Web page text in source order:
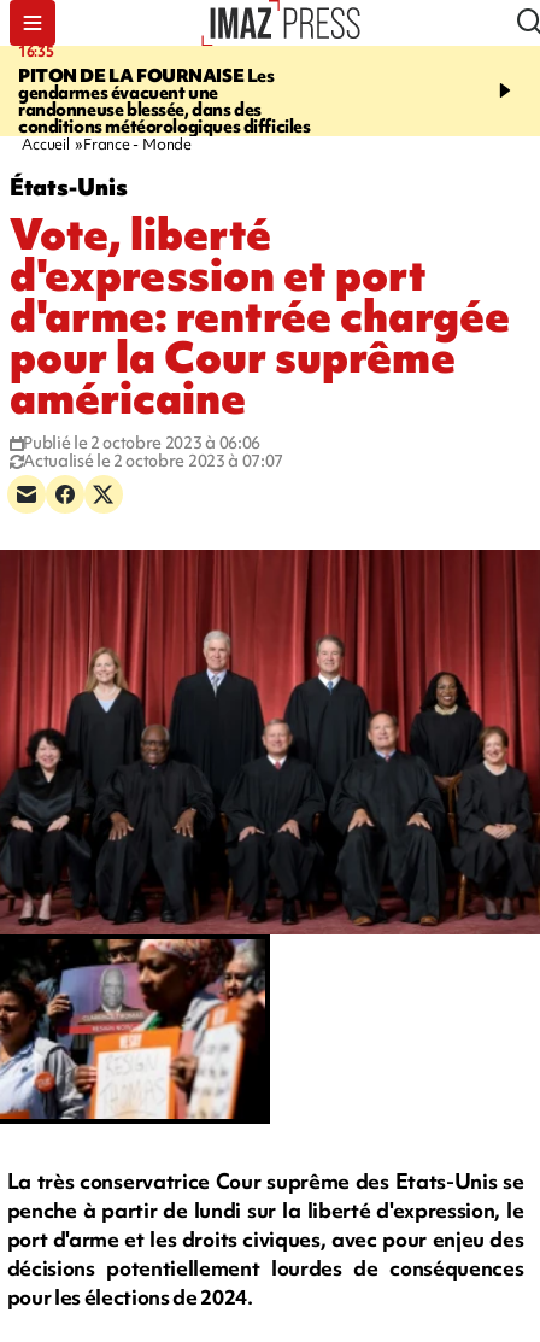
16:35
PITON DE LA FOURNAISELes
gendarmes évacuent une
randonneuse blessée, dans des
conditions météorologiques difficiles
06:58
la Corniche, Cascade
Accueil France - Monde
États-Unis
Vote, liberté
d'expression et port
d'arme: rentrée chargée
pour la Cour suprême
américaine
Publié le 2 octobre 2023 à 06:06
Actualisé le 2 octobre 2023 à 07:07
La très conservatrice Cour suprême des Etats-Unis se
penche à partir de lundi sur la liberté d'expression, le
port d'arme et les droits civiques, avec pour enjeu des
décisions potentiellement lourdes de conséquences
pour les élections de 2024.